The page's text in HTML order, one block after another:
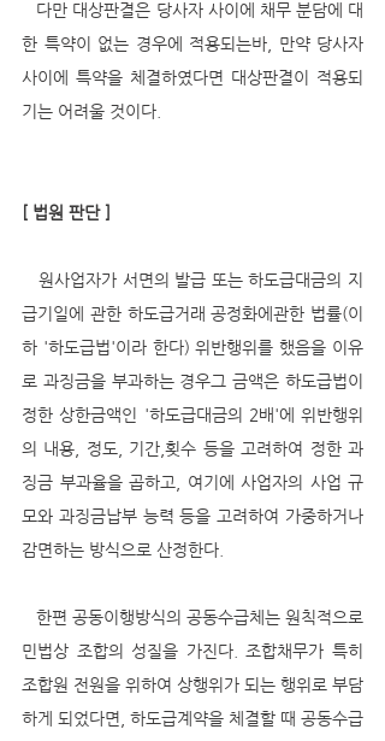
한 특약이 없는 경우에 적용되는바, 만약 당사자
사이에 특약을 체결하였다면 대상판결이 적용되
기는 어려울 것이다.
[ 법원 판단 ]
급기일에 관한 하도급거래 공정화에관한 법률(이
하 '하도급법'이라 한다) 위반행위를 했음을 이유
로 과징금을 부과하는 경우그 금액은 하도급법이
정한 상한금액인 '하도급대금의 2배'에 위반행위
의 내용, 정도, 기간,횟수 등을 고려하여 정한 과
징금 부과율을 곱하고, 여기에 사업자의 사업 규
모와 과징금납부 능력 등을 고려하여 가중하거나
감면하는 방식으로 산정한다.
민법상 조합의 성질을 가진다. 조합채무가 특히
조합원 전원을 위하여 상행위가 되는 행위로 부담
하게 되었다면, 하도급계약을 체결할 때 공동수급